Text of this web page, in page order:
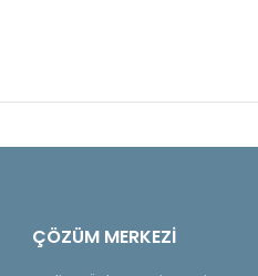
ÇÖZÜM MERKEZİ